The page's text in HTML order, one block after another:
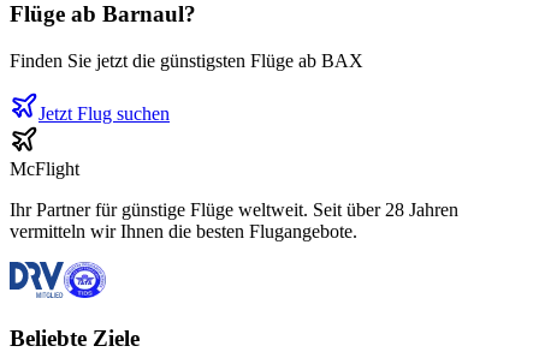
Flüge ab Barnaul?
Finden Sie jetzt die günstigsten Flüge ab BAX
Jetzt Flug suchen
McFlight
Ihr Partner für günstige Flüge weltweit. Seit über 28 Jahren
vermitteln wir Ihnen die besten Flugangebote.
Beliebte Ziele